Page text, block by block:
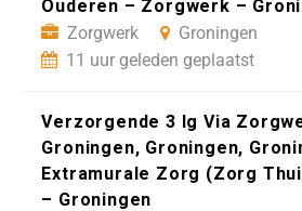
Ouderen – Zorgwerk –
Zorgwerk
Groningen
11 uur geleden geplaatst
Verzorgende 3 Ig Via
Groningen, Groningen,
Extramurale Zorg (Zorg
– Groningen